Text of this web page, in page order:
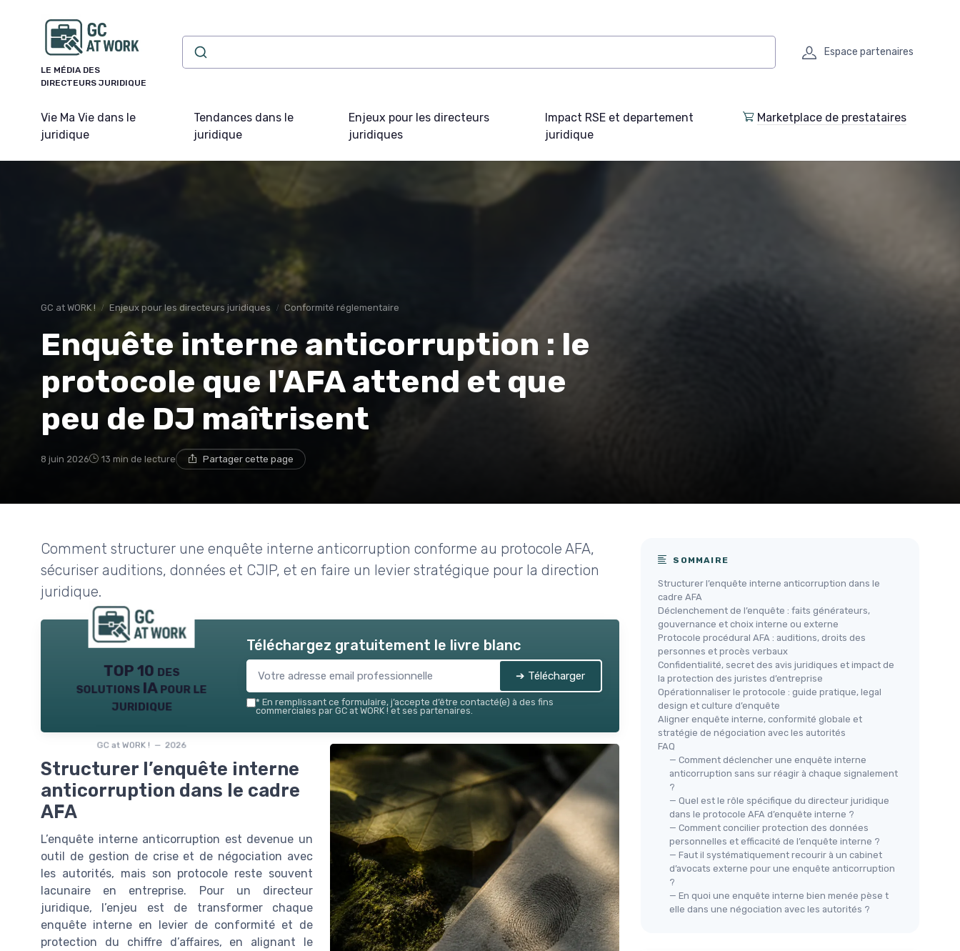
LE MÉDIA DES
DIRECTEURS JURIDIQUE
Espace partenaires
Vie Ma Vie dans le
juridique
Tendances dans le
juridique
Enjeux pour les directeurs
juridiques
Impact RSE et departement
juridique
Marketplace de prestataires
GC at WORK ! Enjeux pour les directeurs juridiques Conformité réglementaire
Enquête interne anticorruption : le
protocole que l'AFA attend et que
peu de DJ maîtrisent
8 juin 2026 13 min de lecture Partager cette page
Comment structurer une enquête interne anticorruption conforme au protocole AFA,
sécuriser auditions, données et CJIP, et en faire un levier stratégique pour la direction
juridique.
TOP 10 des
solutions IA pour le
juridique
GC at WORK ! — 2026
Téléchargez gratuitement le livre blanc
➔ Télécharger
* En remplissant ce formulaire, j’accepte d’être contacté(e) à des fins
commerciales par GC at WORK ! et ses partenaires.
Structurer l’enquête interne
anticorruption dans le cadre
AFA
L’enquête interne anticorruption est devenue un
outil de gestion de crise et de négociation avec
les autorités, mais son protocole reste souvent
lacunaire en entreprise. Pour un directeur
juridique, l’enjeu est de transformer chaque
enquête interne en levier de conformité et de
protection du chiffre d’affaires, en alignant le
SOMMAIRE
Structurer l’enquête interne anticorruption dans le
cadre AFA
Déclenchement de l’enquête : faits générateurs,
gouvernance et choix interne ou externe
Protocole procédural AFA : auditions, droits des
personnes et procès verbaux
Confidentialité, secret des avis juridiques et impact de
la protection des juristes d’entreprise
Opérationnaliser le protocole : guide pratique, legal
design et culture d’enquête
Aligner enquête interne, conformité globale et
stratégie de négociation avec les autorités
FAQ
— Comment déclencher une enquête interne
anticorruption sans sur réagir à chaque signalement
?
— Quel est le rôle spécifique du directeur juridique
dans le protocole AFA d’enquête interne ?
— Comment concilier protection des données
personnelles et efficacité de l’enquête interne ?
— Faut il systématiquement recourir à un cabinet
d’avocats externe pour une enquête anticorruption
?
— En quoi une enquête interne bien menée pèse t
elle dans une négociation avec les autorités ?